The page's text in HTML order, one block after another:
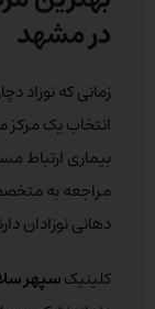
در مشهد
زمانی که نوزاد
انتخاب یک مرکز
بیماری ارتباط
مراجعه به
دهانی نوزادان
کلینیکسپهر